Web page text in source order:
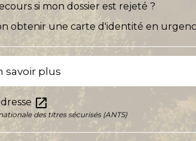
si mon dossier est rejeté ?
obtenir une carte d'identité en
savoir plus
open_in_new
des titres sécurisés (ANTS)